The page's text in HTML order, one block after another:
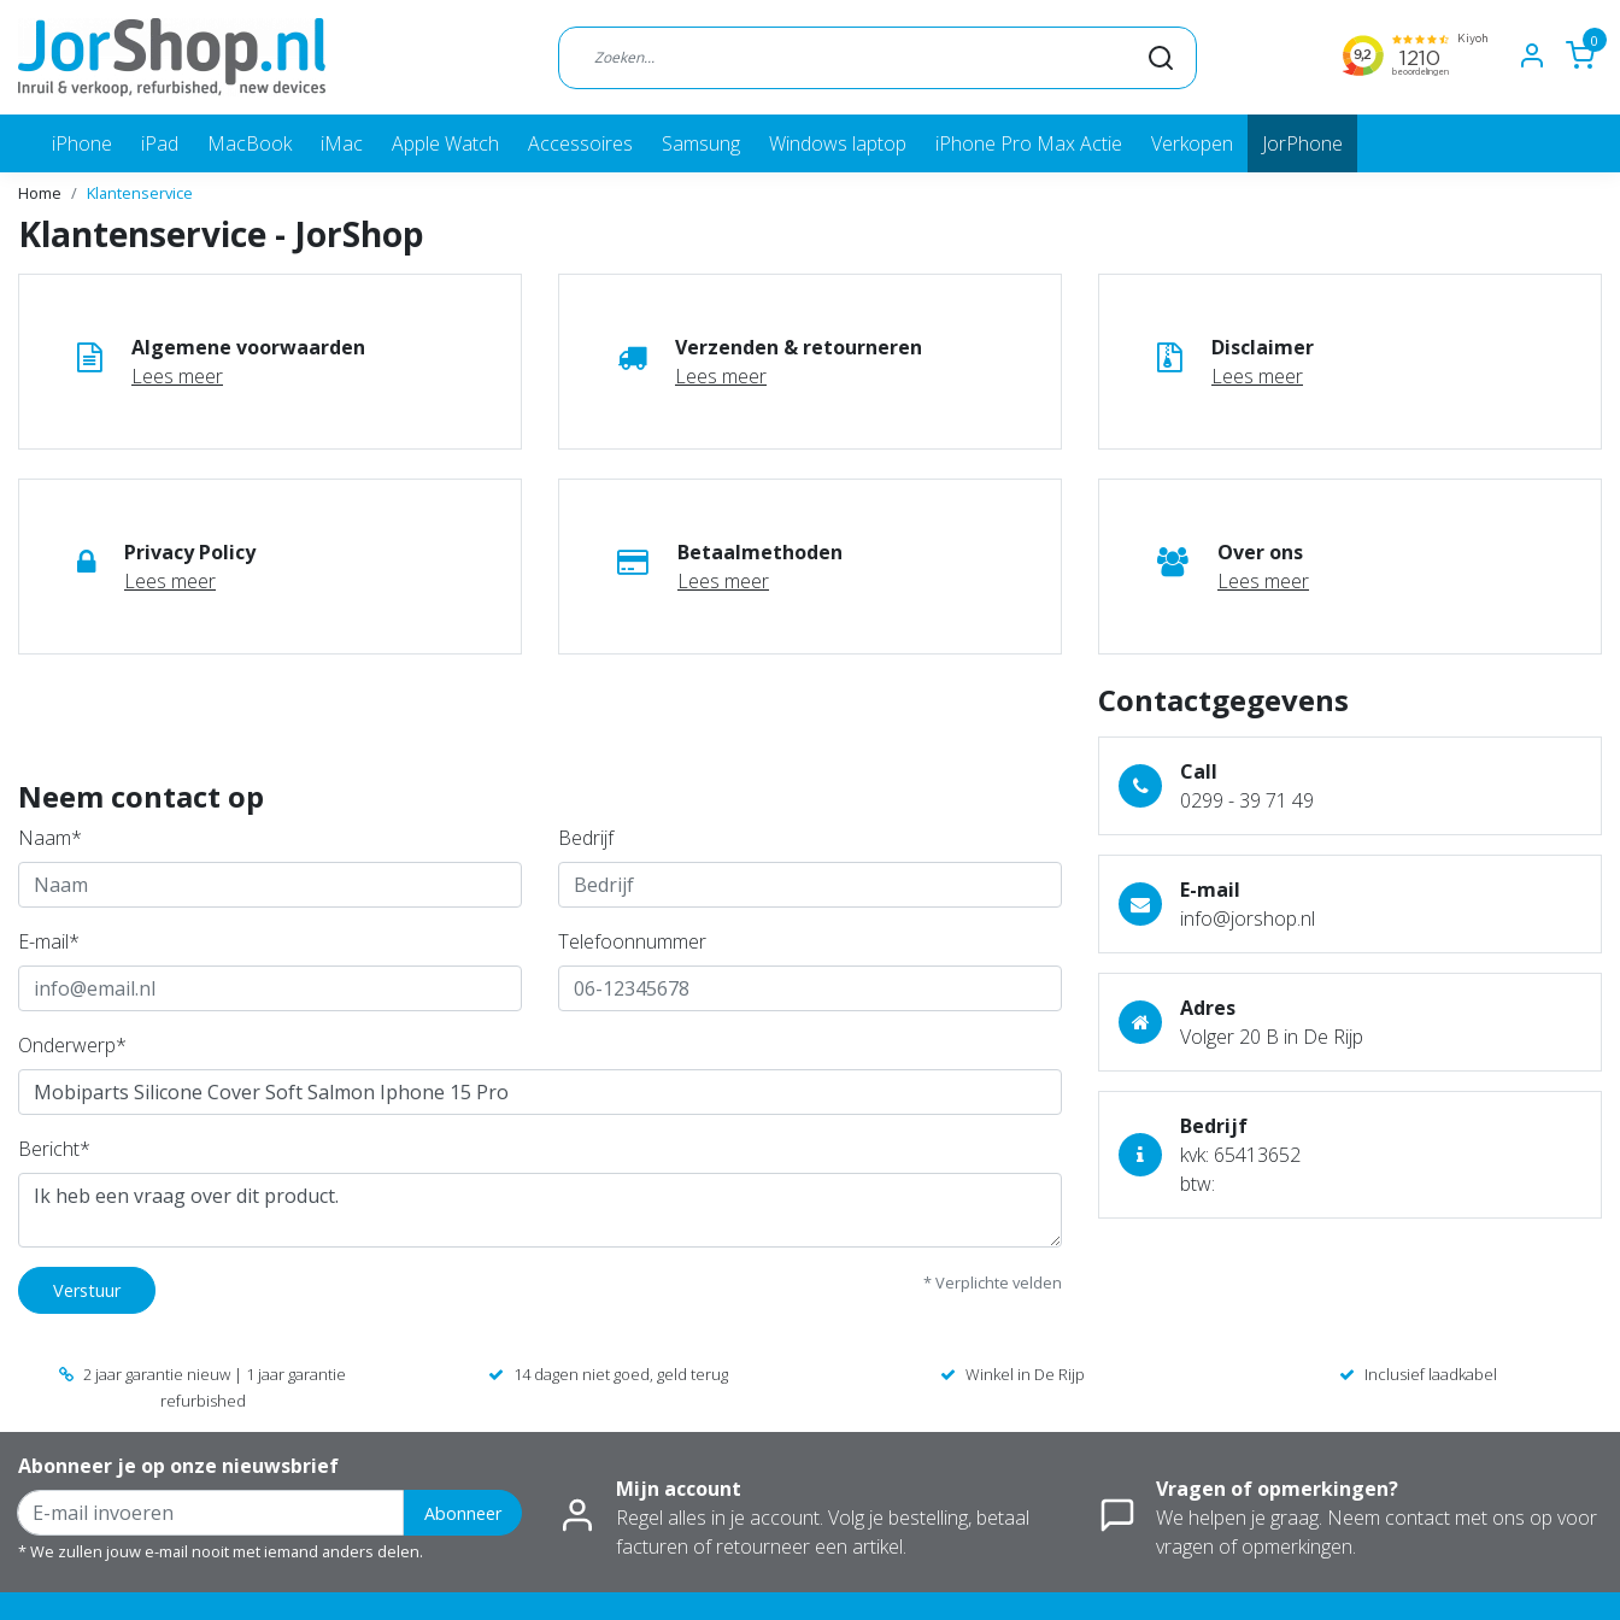
0
iPhone iPad MacBook iMac Apple Watch Accessoires Samsung Windows laptop iPhone Pro Max Actie Verkopen JorPhone
Home Klantenservice
Klantenservice - JorShop
Algemene voorwaarden
Lees meer
Verzenden & retourneren
Lees meer
Disclaimer
Lees meer
Privacy Policy
Lees meer
Betaalmethoden
Lees meer
Over ons
Lees meer
Neem contact op
Naam* Bedrijf
E-mail* Telefoonnummer
Onderwerp*
Bericht*
Verstuur * Verplichte velden
Contactgegevens
Call
0299 - 39 71 49
E-mail
info@jorshop.nl
Adres
Volger 20 B in De Rijp
Bedrijf
kvk: 65413652
btw:
2 jaar garantie nieuw | 1 jaar garantie
refurbished
14 dagen niet goed, geld terug Winkel in De Rijp Inclusief laadkabel
Abonneer je op onze nieuwsbrief
Abonneer
* We zullen jouw e-mail nooit met iemand anders delen.
Mijn account
Regel alles in je account. Volg je bestelling, betaal
facturen of retourneer een artikel.
Vragen of opmerkingen?
We helpen je graag. Neem contact met ons op voor
vragen of opmerkingen.